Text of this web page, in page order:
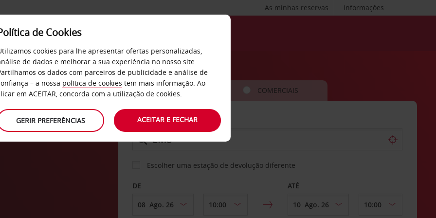
Informações
As minhas reservas
SERVIÇOS EMPRESAS
CARRO COMERCIAIS
LEVANTAR EM
Escolher uma estação de devolução diferente
DE ATÉ
de Cookies
cookies para lhe apresentar ofertas personalizadas,
de dados e melhorar a sua experiência no nosso site.
os dados com parceiros de publicidade e análise de
– a nossa política de cookies tem mais informação. Ao
em ACEITAR, concorda com a utilização de cookies.
GERIR PREFERÊNCIAS ACEITAR E FECHAR